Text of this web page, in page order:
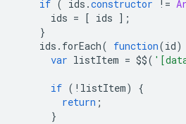
if ( ids .constructor !=
ids = [ ids ];
}
ids . forEach( function(id)
var listItem = $$(
if ( ! listItem)
{
return ;
}